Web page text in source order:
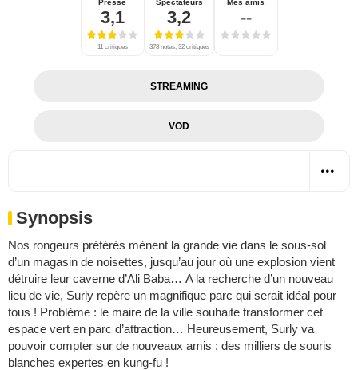
3,1
11 critiques
3,2
378 notes, 32 critiques
--
STREAMING
VOD
Synopsis
Nos rongeurs préférés mènent la grande vie dans le sous-sol
d’un magasin de noisettes, jusqu’au jour où une explosion vient
détruire leur caverne d’Ali Baba… A la recherche d’un nouveau
lieu de vie, Surly repère un magnifique parc qui serait idéal pour
tous ! Problème : le maire de la ville souhaite transformer cet
espace vert en parc d’attraction… Heureusement, Surly va
pouvoir compter sur de nouveaux amis : des milliers de souris
blanches expertes en kung-fu !